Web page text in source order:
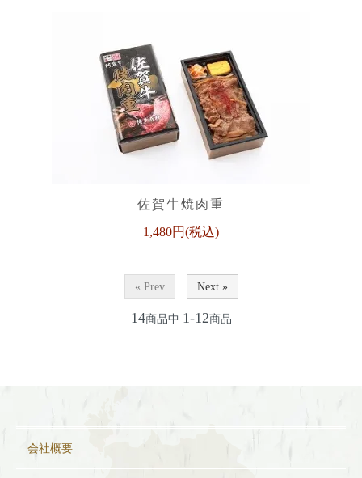
佐賀牛焼肉重
1,480円(税込)
« Prev Next »
14商品中 1-12商品
会社概要